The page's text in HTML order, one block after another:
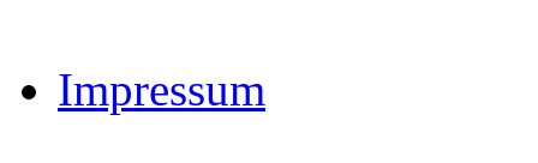
Impressum